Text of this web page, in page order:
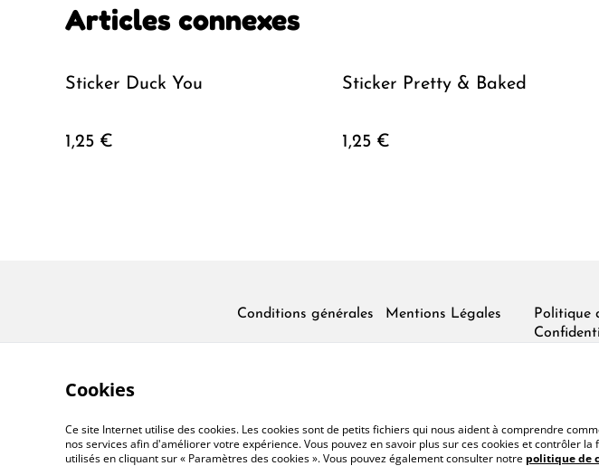
Articles connexes
Sticker Duck You
1,25 €
Sticker Pretty & Baked
1,25 €
Conditions générales Mentions Légales
Politique
Cookies
Ce site Internet utilise des cookies. Les cookies sont de petits fichiers qui nous aident à comprendre
nos services afin d'améliorer votre expérience. Vous pouvez en savoir plus sur ces cookies et contrôler la
utilisés en cliquant sur « Paramètres des cookies ». Vous pouvez également consulter notre politique de